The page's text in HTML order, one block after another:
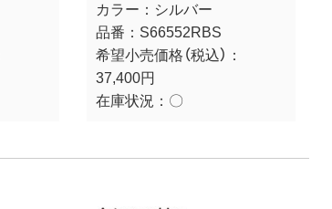
カラー： シルバー
品番： S66552RBS
希望小売価格（税込）：
37,400円
在庫状況： 〇